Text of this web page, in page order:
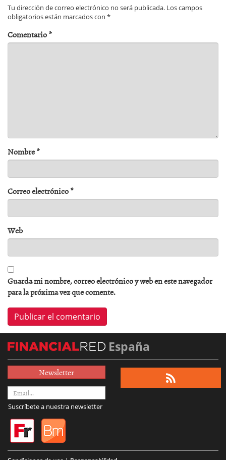
Tu dirección de correo electrónico no será publicada. Los campos
obligatorios están marcados con *
Comentario*
Nombre*
Correo electrónico*
Web
Guarda mi nombre, correo electrónico y web en este navegador
para la próxima vez que comente.
España
Newsletter
Suscríbete a nuestra newsletter